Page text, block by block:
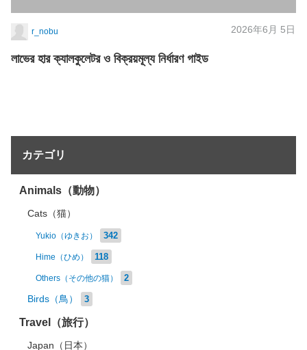
r_nobu 2026年6月 5日
লাভের হার ক্যালকুলেটর ও বিক্রয়মূল্য নির্ধারণ গাইড
カテゴリ
Animals（動物）
Cats（猫）
Yukio（ゆきお） 342
Hime（ひめ） 118
Others（その他の猫） 2
Birds（鳥） 3
Travel（旅行）
Japan（日本）